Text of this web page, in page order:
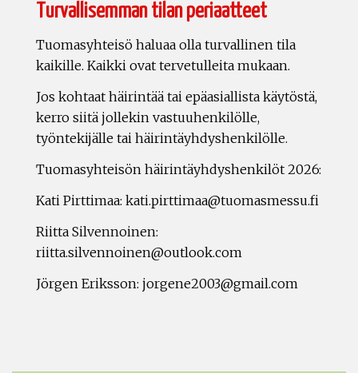
Turvallisemman tilan periaatteet
Tuomasyhteisö haluaa olla turvallinen tila
kaikille. Kaikki ovat tervetulleita mukaan.
Jos kohtaat häirintää tai epäasiallista käytöstä,
kerro siitä jollekin vastuuhenkilölle,
työntekijälle tai häirintäyhdyshenkilölle.
Tuomasyhteisön häirintäyhdyshenkilöt 2026:
Kati Pirttimaa: kati.pirttimaa@tuomasmessu.fi
Riitta Silvennoinen:
riitta.silvennoinen@outlook.com
Jörgen Eriksson: jorgene2003@gmail.com